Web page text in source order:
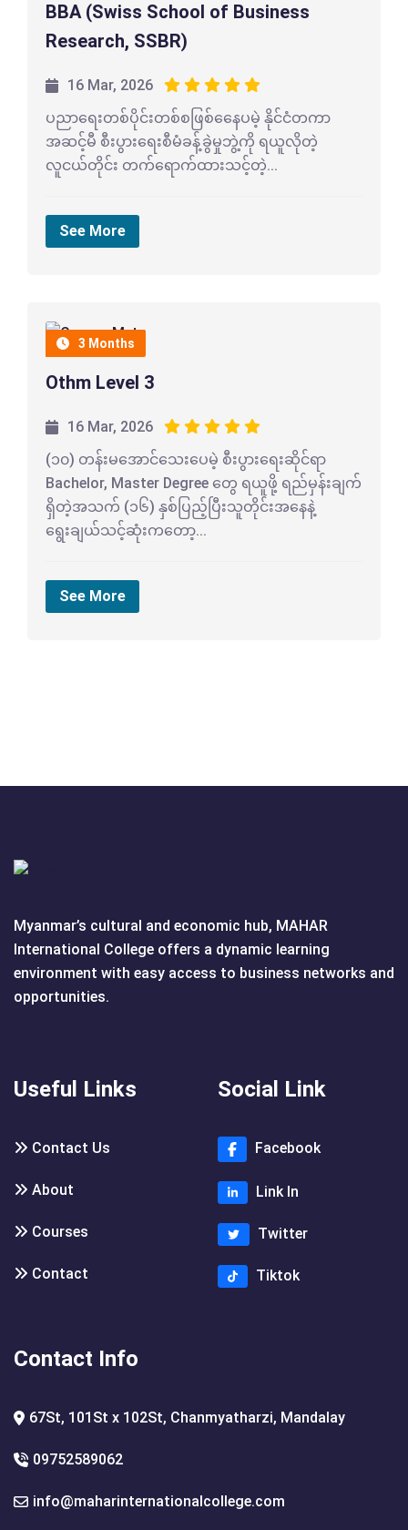
BBA (Swiss School of Business
Research, SSBR)
16 Mar, 2026
ပညာရေးတစ်ပိုင်းတစ်စဖြစ်နေေပမဲ့ နိုင်ငံတကာ
အဆင့်မီ စီးပွားရေးစီမံခန့်ခွဲမှုဘွဲ့ကို ရယူလိုတဲ့
လူငယ်တိုင်း တက်ရောက်ထားသင့်တဲ့...
See More
3 Months
Othm Level 3
16 Mar, 2026
(၁၀) တန်းမအောင်သေးပေမဲ့ စီးပွားရေးဆိုင်ရာ
Bachelor, Master Degree တွေ ရယူဖို့ ရည်မှန်းချက်
ရှိတဲ့အသက် (၁၆) နှစ်ပြည့်ပြီးသူတိုင်းအနေနဲ့
ရွေးချယ်သင့်ဆုံးကတော့...
See More
Myanmar’s cultural and economic hub, MAHAR
International College offers a dynamic learning
environment with easy access to business networks and
opportunities.
Useful Links
Contact Us
About
Courses
Contact
Social Link
Facebook
Link In
Twitter
Tiktok
Contact Info
67St, 101St x 102St, Chanmyatharzi, Mandalay
09752589062
info@maharinternationalcollege.com